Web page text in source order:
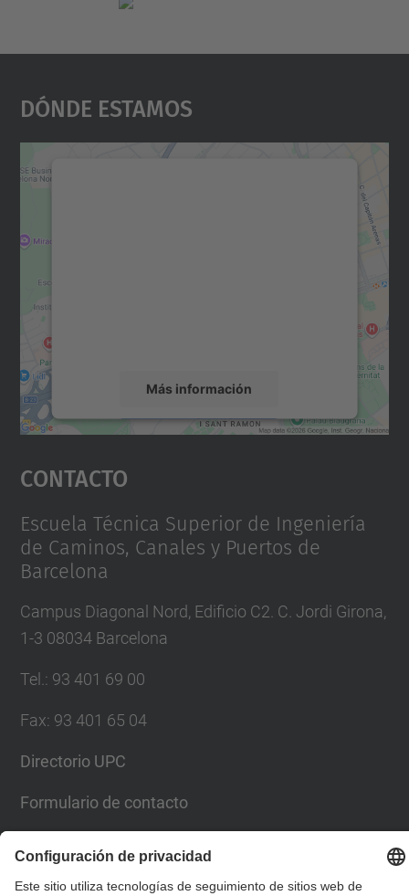
Dónde Estamos
Más información
Aceptar
powered by
Contacto
Escuela Técnica Superior de Ingeniería
de Caminos, Canales y Puertos de
Barcelona
Campus Diagonal Nord, Edificio C2. C. Jordi Girona,
1-3 08034 Barcelona
Tel. : 93 401 69 00
Fax: 93 401 65 04
Directorio UPC
Formulario de contacto